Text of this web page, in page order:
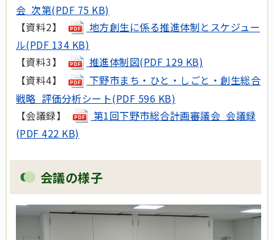
会 次第(PDF 75 KB)
【資料2】
地方創生に係る推進体制とスケジュー
ル(PDF 134 KB)
【資料3】
推進体制図(PDF 129 KB)
【資料4】
下野市まち・ひと・しごと・創生総合
戦略 評価分析シート(PDF 596 KB)
【会議録】
第1回下野市総合計画審議会 会議録
(PDF 422 KB)
会議の様子